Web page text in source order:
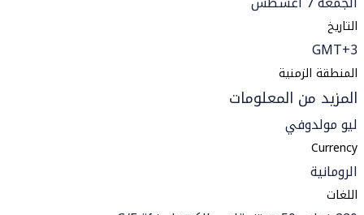
التاريخ
GMT+3
المنطقة الزمنية
المزيد من المعلومات
ليو مولدوفي
Currency
الرومانية
اللغات